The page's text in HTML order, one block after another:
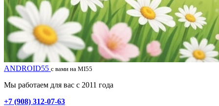
ANDROID55 с вами на MI55
Мы работаем для вас с 2011 года
+7 (908) 312-07-63